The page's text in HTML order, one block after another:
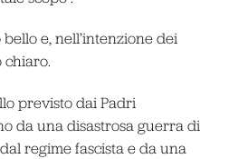
e, nell’intenzione dei
chiaro.
previsto dai Padri
da una disastrosa guerra di
regime fascista e da una